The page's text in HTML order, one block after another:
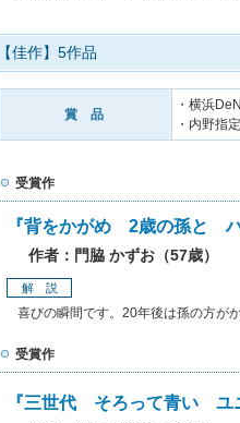
【佳作】5作品
賞 品
・横浜
・内野指
受賞作
『背をかがめ 2歳の孫と ハ
作者：門脇 かずお（57歳）
解 説
喜びの瞬間です。20年後は孫の方が
受賞作
『三世代 そろって青い ユ